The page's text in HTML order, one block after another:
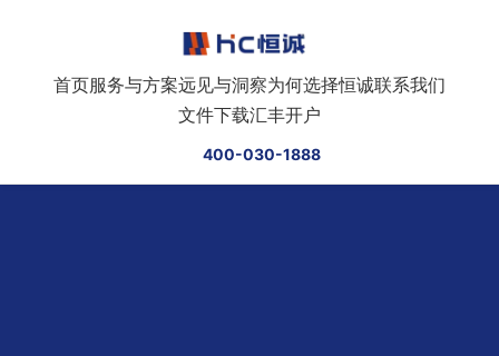
首页服务与方案远见与洞察为何选择恒诚联系我们
文件下载汇丰开户
400-030-1888